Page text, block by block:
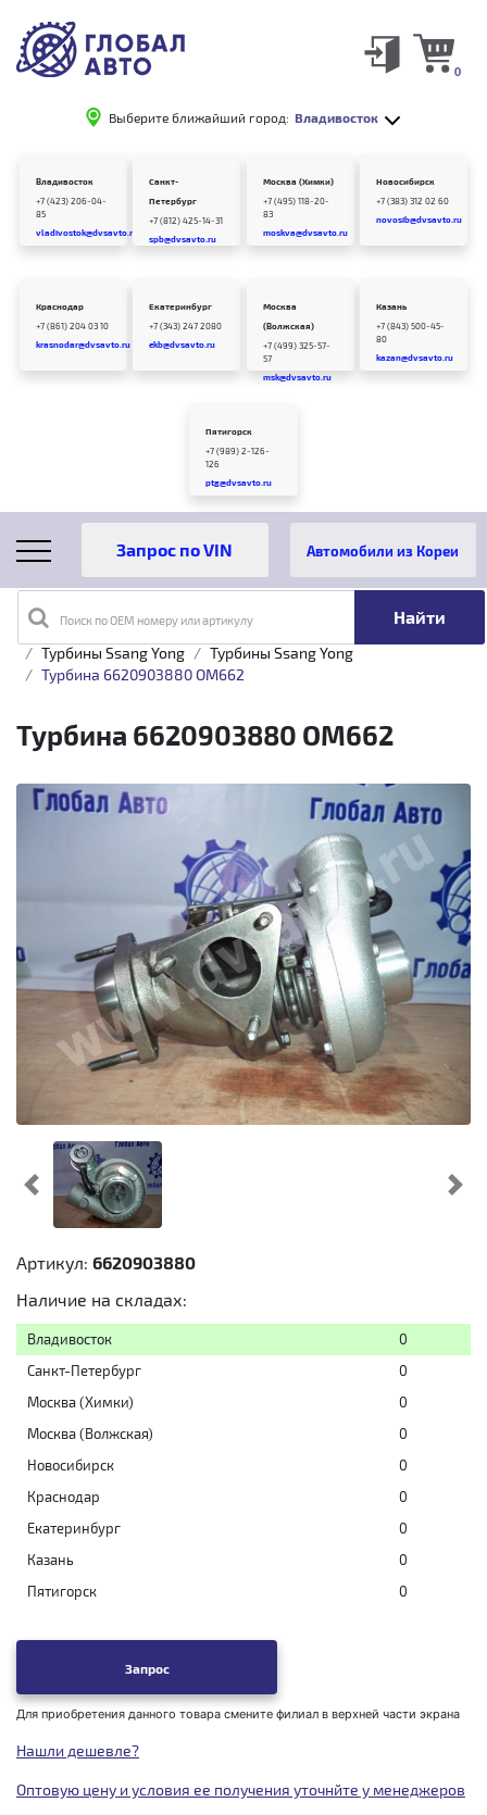
Выберите ближайший город: Владивосток
0
Владивосток
+7 (423) 206-04-
85
vladivostok@dvsavto.ru
Санкт-
Петербург
+7 (812) 425-14-31
spb@dvsavto.ru
Москва (Химки)
+7 (495) 118-20-
83
moskva@dvsavto.ru
Новосибирск
+7 (383) 312 02 60
novosib@dvsavto.ru
Краснодар
+7 (861) 204 03 10
krasnodar@dvsavto.ru
Екатеринбург
+7 (343) 247 2080
ekb@dvsavto.ru
Москва
(Волжская)
+7 (499) 325-57-
57
msk@dvsavto.ru
Казань
+7 (843) 500-45-
80
kazan@dvsavto.ru
Пятигорск
+7 (989) 2-126-
126
ptg@dvsavto.ru
Поиск по OEM номеру или артикулу
Автомобили из Кореи
Главная Каталог товаров
Турбины
Турбины Ssang Yong
Турбины Ssang Yong
Турбина 6620903880 OM662
Турбина 6620903880 OM662
Предыдущий
Артикул: 6620903880
Наличие на складах:
Владивосток
0
Санкт-Петербург
0
Москва (Химки)
0
Москва (Волжская)
0
Новосибирск
0
Краснодар
0
Екатеринбург
0
Казань
0
Пятигорск
0
Запрос
Для приобретения данного товара смените филиал в верхней части экрана
Нашли дешевле?
Оптовую цену и условия ее получения уточнйте у менеджеров